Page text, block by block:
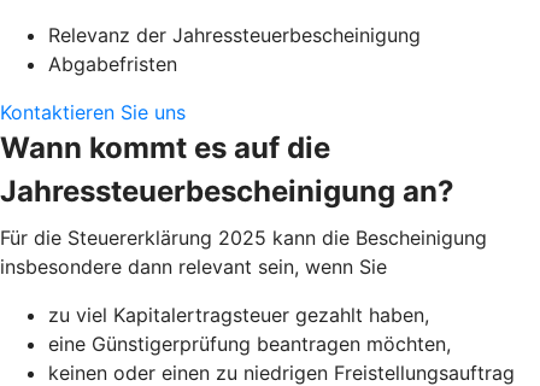
Relevanz der Jahressteuerbescheinigung
Abgabefristen
Kontaktieren Sie uns
Wann kommt es auf die
Jahressteuerbescheinigung an?
Für die Steuererklärung 2025 kann die Bescheinigung
insbesondere dann relevant sein, wenn Sie
zu viel Kapitalertragsteuer gezahlt haben,
eine Günstigerprüfung beantragen möchten,
keinen oder einen zu niedrigen Freistellungsauftrag